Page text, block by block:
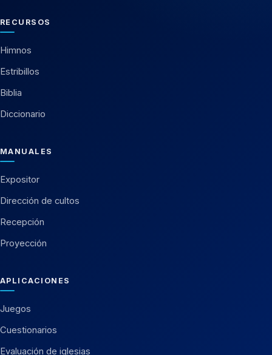
RECURSOS
Himnos
Estribillos
Biblia
Diccionario
MANUALES
Expositor
Dirección de cultos
Recepción
Proyección
APLICACIONES
Juegos
Cuestionarios
Evaluación de iglesias